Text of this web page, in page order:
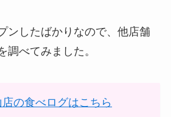
ンしたばかりなので、他店舗
調べてみました。
の食べログはこちら